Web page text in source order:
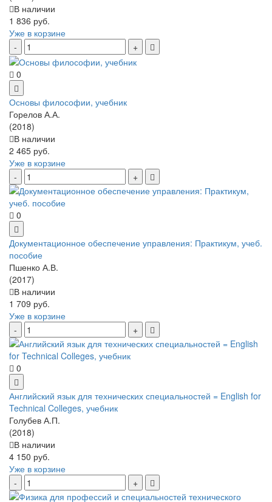
В наличии
1 836 руб.
Уже в корзине
0
Основы философии, учебник
Горелов А.А.
(2018)
В наличии
2 465 руб.
Уже в корзине
0
Документационное обеспечение управления: Практикум, учеб.
пособие
Пшенко А.В.
(2017)
В наличии
1 709 руб.
Уже в корзине
0
Английский язык для технических специальностей = English for
Technical Colleges, учебник
Голубев А.П.
(2018)
В наличии
4 150 руб.
Уже в корзине